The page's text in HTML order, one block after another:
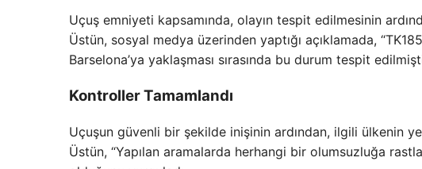
Uçuş emniyeti kapsamında, olayın tespit edilmesinin
Üstün, sosyal medya üzerinden yaptığı açıklamada,
Barselona’ya yaklaşması sırasında bu durum tespit
Kontroller Tamamlandı
Uçuşun güvenli bir şekilde inişinin ardından, ilgili ülkenin
Üstün, “Yapılan aramalarda herhangi bir olumsuzluğa